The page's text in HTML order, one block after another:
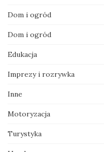
Dom i ogród
Dom i ogród
Edukacja
Imprezy i rozrywka
Inne
Motoryzacja
Turystyka